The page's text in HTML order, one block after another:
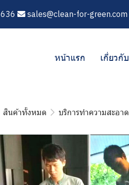
sales@clean-for-green.com
หน้าแรก เกี่ยวกับ
สินค้าทั้งหมด บริการทำความสะอาด